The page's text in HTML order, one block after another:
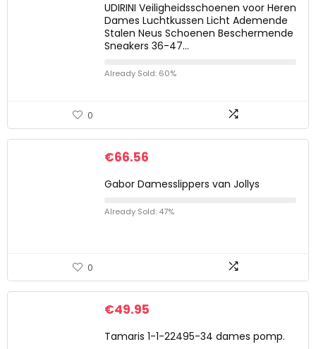
UDIRINI Veiligheidsschoenen voor Heren
Dames Luchtkussen Licht Ademende
Stalen Neus Schoenen Beschermende
Sneakers 36-47…
Already Sold: 60%
0
€66.56
Gabor Damesslippers van Jollys
Already Sold: 47%
0
€49.95
Tamaris 1-1-22495-34 dames pomp.